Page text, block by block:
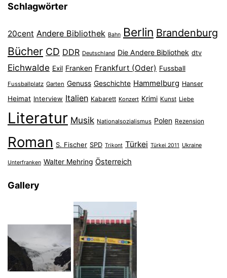
Schlagwörter
20cent Andere Bibliothek Bahn Berlin Brandenburg
Bücher CD DDR Deutschland Die Andere Bibliothek dtv
Eichwalde Exil Franken Frankfurt (Oder) Fussball
Fussballplatz Garten Genuss Geschichte Hammelburg Hanser
Heimat Interview Italien Kabarett Konzert Krimi Kunst Liebe
Literatur Musik Nationalsozialismus Polen Rezension
Roman S. Fischer SPD Trikont Türkei Türkei 2011 Ukraine
Unterfranken Walter Mehring Österreich
Gallery